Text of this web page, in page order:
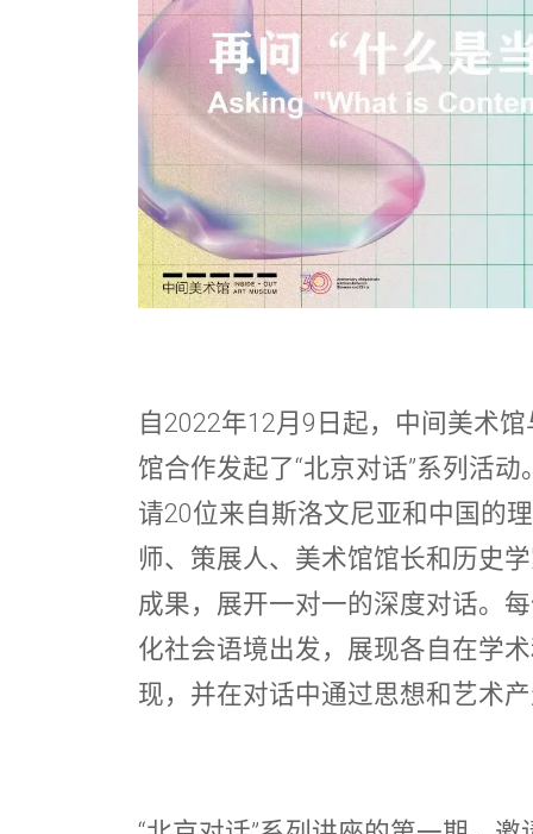
自2022年12月9日起，中间美术
馆合作发起了“北京对话”系列活
请20位来自斯洛文尼亚和中国的
师、策展人、美术馆馆长和历史
成果，展开一对一的深度对话。
化社会语境出发，展现各自在学
现，并在对话中通过思想和艺术